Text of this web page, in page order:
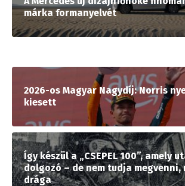
márka formanyelvét
2026-os Magyar Nagydíj: Norris
kiesett
Így készül a „CSEPEL 100”, amely
dolgozó – de nem tudja megvenni,
drága